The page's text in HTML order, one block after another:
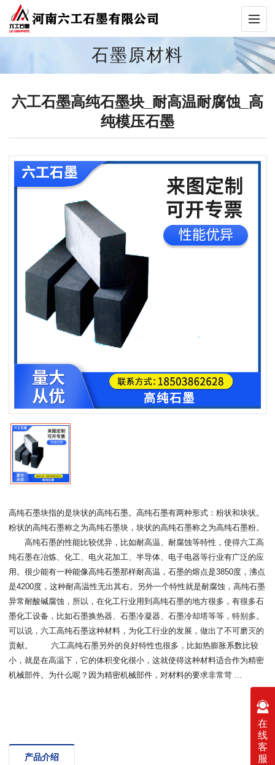
石墨原材料
六工石墨高纯石墨块_耐高温耐腐蚀_高
纯模压石墨
高纯石墨块指的是块状的高纯石墨。高纯石墨有两种形式：粉状和块状。
粉状的高纯石墨称之为高纯石墨块，块状的高纯石墨称之为高纯石墨粉。
高纯石墨的性能比较优异，比如耐高温、耐腐蚀等特性，使得六工高
纯石墨在冶炼、化工、电火花加工、半导体、电子电器等行业有广泛的应
用。很少能有一种能像高纯石墨那样耐高温，石墨的熔点是3850度，沸点
是4200度，这种耐高温性无出其右。另外一个特性就是耐腐蚀，高纯石墨
异常耐酸碱腐蚀，所以，在化工行业用到高纯石墨的地方很多，有很多石
墨化工设备，比如石墨换热器、石墨冷凝器、石墨冷却塔等等，特别多。
可以说，六工高纯石墨这种材料，为化工行业的发展，做出了不可磨灭的
贡献。 六工高纯石墨另外的良好特性也很多，比如热膨胀系数比较
小，就是在高温下，它的体积变化很小，这就使得这种材料适合作为精密
机械部件。为什么呢？因为精密机械部件，对材料的要求非常苛 ...
产品介绍
在
线
客
服